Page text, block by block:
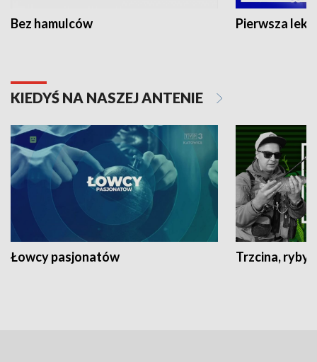
Bez hamulców Pierwsza
KIEDYŚ NA NASZEJ ANTENIE
Łowcy pasjonatów Trzcina, ryby